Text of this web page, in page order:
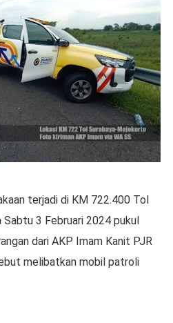
terjadi di KM 722.400 Tol
3 Februari 2024 pukul
dari AKP Imam Kanit PJR
melibatkan mobil patroli